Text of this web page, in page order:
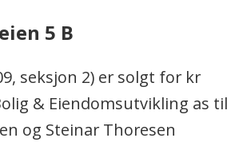
5 B
seksjon 2) er solgt for kr
& Eiendomsutvikling as til
og Steinar Thoresen